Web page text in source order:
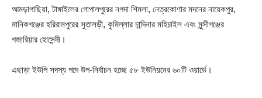
আমড়াগাছিয়া, টাঙ্গাইলের গোপালপুরের নগদা শিমলা, নেত্রকোণার মদনের নায়েকপুর,
মানিকগঞ্জের হরিরামপুরের সুতালড়ী, কুমিল্লার চান্দিনার মহিচাইল এবং মুন্সীগঞ্জের
গজারিয়ার হোসেন্দী।
এছাড়া ইউপি সদস্য পদে উপ-নির্বাচন হচ্ছে ৫৮ ইউনিয়নের ৬০টি ওয়ার্ডে।